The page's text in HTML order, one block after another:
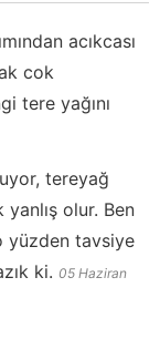
acıkcası
cok
tere yağını
tereyağ
yanlış olur. Ben
yüzden tavsiye
ki. 05 Haziran